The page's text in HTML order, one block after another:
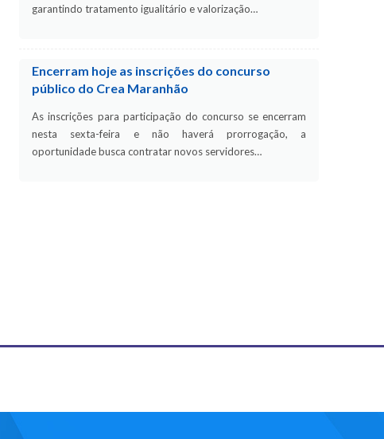
garantindo tratamento igualitário e valorização…
Encerram hoje as inscrições do concurso
público do Crea Maranhão
As inscrições para participação do concurso se encerram
nesta sexta-feira e não haverá prorrogação, a
oportunidade busca contratar novos servidores…